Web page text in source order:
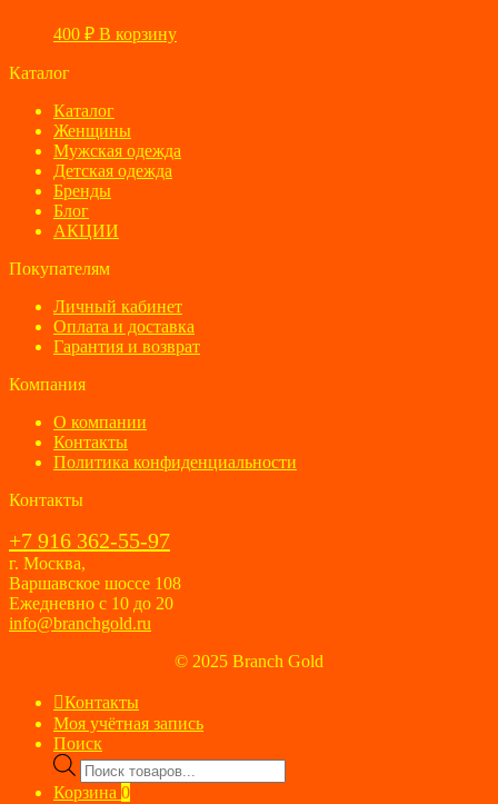
400 ₽ В корзину
Каталог
Каталог
Женщины
Мужская одежда
Детская одежда
Бренды
Блог
АКЦИИ
Покупателям
Личный кабинет
Оплата и доставка
Гарантия и возврат
Компания
О компании
Контакты
Политика конфиденциальности
Контакты
+7 916 362-55-97
г. Москва,
Варшавское шоссе 108
Ежедневно с 10 до 20
info@branchgold.ru
© 2025 Branch Gold
Контакты
Моя учётная запись
Поиск
Поиск
товаров
Корзина 0